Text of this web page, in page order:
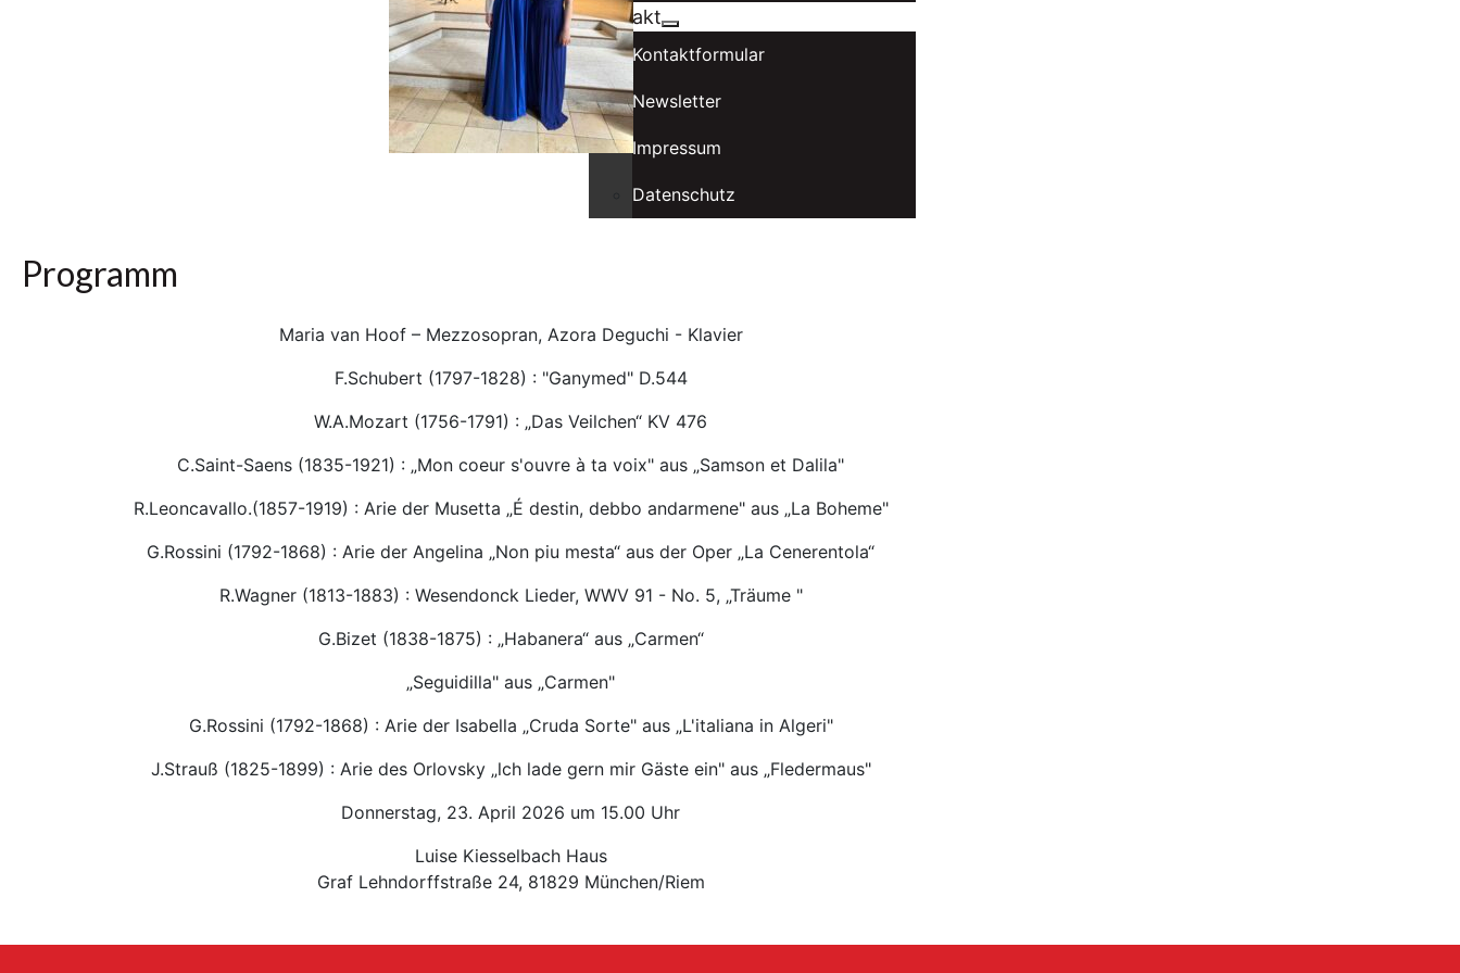
Kontakt
Kontaktformular
Newsletter
Impressum
Datenschutz
Programm
Maria van Hoof – Mezzosopran, Azora Deguchi - Klavier
F.Schubert (1797-1828) : "Ganymed" D.544
W.A.Mozart (1756-1791) : „Das Veilchen“ KV 476
C.Saint-Saens (1835-1921) : „Mon coeur s'ouvre à ta voix" aus „Samson et Dalila"
R.Leoncavallo.(1857-1919) : Arie der Musetta „É destin, debbo andarmene" aus „La Boheme"
G.Rossini (1792-1868) : Arie der Angelina „Non piu mesta“ aus der Oper „La Cenerentola“
R.Wagner (1813-1883) : Wesendonck Lieder, WWV 91 - No. 5, „Träume "
G.Bizet (1838-1875) : „Habanera“ aus „Carmen“
„Seguidilla" aus „Carmen"
G.Rossini (1792-1868) : Arie der Isabella „Cruda Sorte" aus „L'italiana in Algeri"
J.Strauß (1825-1899) : Arie des Orlovsky „lch lade gern mir Gäste ein" aus „Fledermaus"
Donnerstag, 23. April 2026 um 15.00 Uhr
Luise Kiesselbach Haus
Graf Lehndorffstraße 24, 81829 München/Riem